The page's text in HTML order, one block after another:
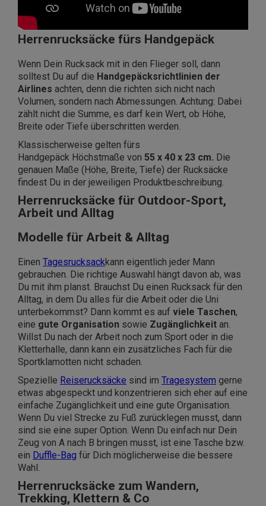
Herrenrucksäcke fürs Handgepäck
Wenn Dein Rucksack mit in den Flieger soll, dann
solltest Du auf die Handgepäcksrichtlinien der
Airlines achten, denn die richten sich nicht nach
Volumen, sondern nach Abmessungen. Achtung: Dabei
zählt nicht die Summe, es darf kein Wert, ob Höhe,
Breite oder Tiefe überschritten werden.
Klassischerweise gelten fürs
Handgepäck Höchstmaße von 55 x 40 x 23 cm. Die
genauen Maße (Höhe, Breite, Tiefe) der Rucksäcke
findest Du in der jeweiligen Produktbeschreibung.
Herrenrucksäcke für Outdoor-Sport,
Arbeit und Alltag
Modelle für Arbeit & Alltag
Einen Tagesrucksackkann eigentlich jeder Mann
gebrauchen. Die richtige Auswahl hängt davon ab, was
Du mit ihm planst. Brauchst Du einen Rucksack für den
Alltag, in dem Du alles für die Arbeit oder die Uni
unterbekommst? Dann kommt es auf viele Taschen,
eine gute Organisation sowie Zugänglichkeit an.
Willst Du nach der Arbeit noch zum Sport oder in die
Kletterhalle, dann kann ein zusätzliches Fach für die
Sportklamotten nicht schaden.
Spezielle Reiserucksäcke sind im Tragesystem gerne
etwas abgespeckt und konzentrieren sich eher auf eine
einfache Zugänglichkeit und eine gute Organisation.
Wenn Du viel Strecke zu Fuß zurücklegen musst, dann
sind sie eine super Option. Wenn Du einfach nur Dein
Zeug von A nach B bringen musst, ist eine Tasche bzw.
ein Duffle-Bag für Dich möglicherweise die bessere
Wahl.
Herrenrucksäcke zum Wandern,
Trekking, Klettern & Co